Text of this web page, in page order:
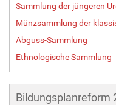
Sammlung der jüngeren
Münzsammlung der
Abguss-Sammlung
Ethnologische Sammlung
Bildungsplanreform